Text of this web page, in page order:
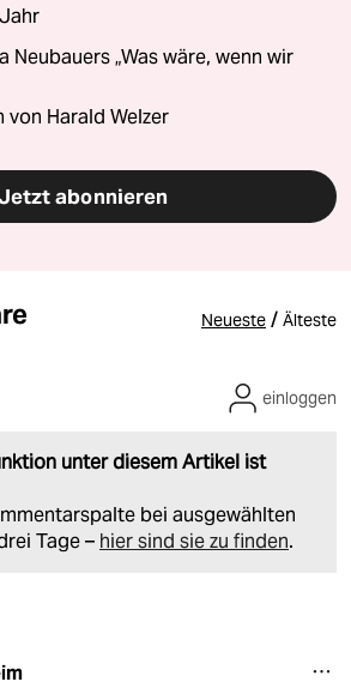
Neubauers „Was wäre, wenn wir
von Harald Welzer
abonnieren
Neueste / Älteste
unter diesem Artikel ist
bei ausgewählten
Tage – hier sind sie zu finden.
einloggen